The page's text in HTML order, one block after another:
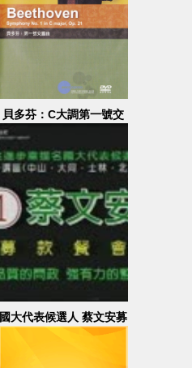
貝多芬：C大調第一號交
國大代表候選人 蔡文安募